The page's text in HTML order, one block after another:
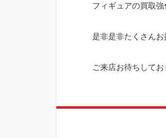
フィギュアの買取
是非是非たくさん
ご来店お待ちしてお